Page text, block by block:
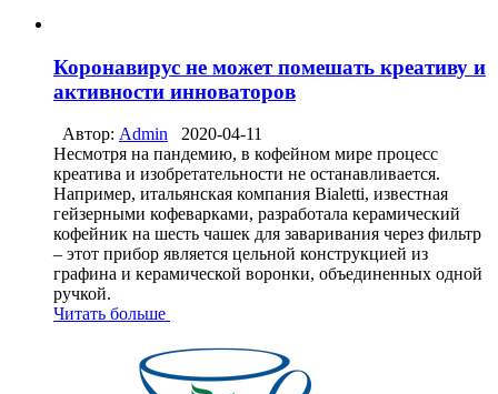
Коронавирус не может помешать креативу и
активности инноваторов
Автор: Admin
2020-04-11
Несмотря на пандемию, в кофейном мире процесс
креатива и изобретательности не останавливается.
Например, итальянская компания Bialetti, известная
гейзерными кофеварками, разработала керамический
кофейник на шесть чашек для заваривания через фильтр
– этот прибор является цельной конструкцией из
графина и керамической воронки, объединенных одной
ручкой.
Читать больше